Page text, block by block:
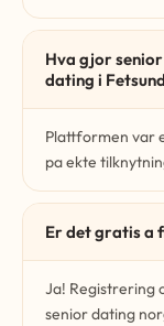
Hva gjor
dating i
Plattformen var
pa ekte
Er det gratis a
Ja! Registrering
senior dating